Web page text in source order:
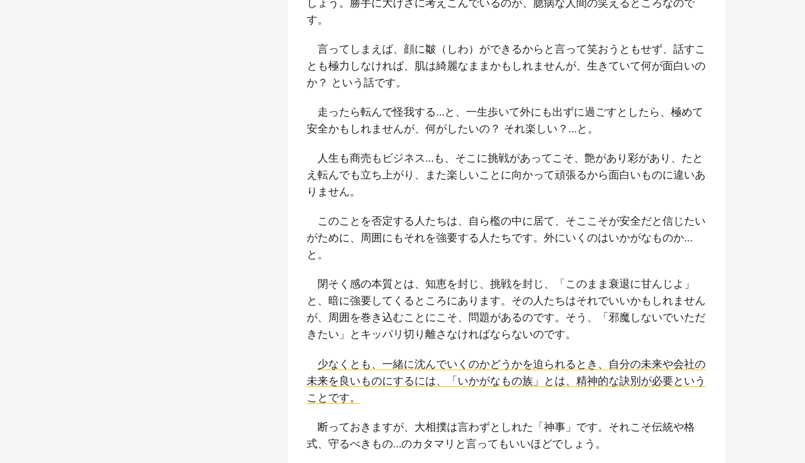
しょう。勝手に大げさに考えこんでいるのが、臆病な人間の笑えるところなので
す。
言ってしまえば、顔に皺（しわ）ができるからと言って笑おうともせず、話すこ
とも極力しなければ、肌は綺麗なままかもしれませんが、生きていて何が面白いの
か？ という話です。
走ったら転んで怪我する…と、一生歩いて外にも出ずに過ごすとしたら、極めて
安全かもしれませんが、何がしたいの？ それ楽しい？…と。
人生も商売もビジネス…も、そこに挑戦があってこそ、艶があり彩があり、たと
え転んでも立ち上がり、また楽しいことに向かって頑張るから面白いものに違いあ
りません。
このことを否定する人たちは、自ら檻の中に居て、そここそが安全だと信じたい
がために、周囲にもそれを強要する人たちです。外にいくのはいかがなものか…
と。
閉そく感の本質とは、知恵を封じ、挑戦を封じ、「このまま衰退に甘んじよ」
と、暗に強要してくるところにあります。その人たちはそれでいいかもしれません
が、周囲を巻き込むことにこそ、問題があるのです。そう、「邪魔しないでいただ
きたい」とキッパリ切り離さなければならないのです。
少なくとも、一緒に沈んでいくのかどうかを迫られるとき、自分の未来や会社の
未来を良いものにするには、「いかがなもの族」とは、精神的な訣別が必要という
ことです。
断っておきますが、大相撲は言わずとしれた「神事」です。それこそ伝統や格
式、守るべきもの…のカタマリと言ってもいいほどでしょう。